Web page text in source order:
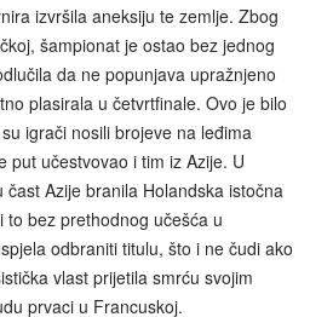
izvršila aneksiju te zemlje. Zbog
šampionat je ostao bez jednog
da ne popunjava upražnjeno
plasirala u četvrtfinale. Ovo je bilo
igrači nosili brojeve na leđima
put učestvovao i tim iz Azije. U
Azije branila Holandska istočna
to bez prethodnog učešća u
odbraniti titulu, što i ne čudi ako
vlast prijetila smrću svojim
prvaci u Francuskoj.